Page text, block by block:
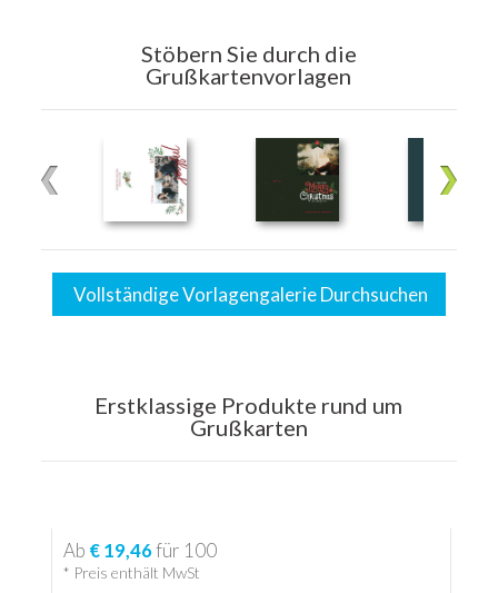
Stöbern Sie durch die
Grußkartenvorlagen
Vollständige Vorlagengalerie Durchsuchen
Erstklassige Produkte rund um
Grußkarten
Ab € 19,46für 100
* Preis enthält MwSt